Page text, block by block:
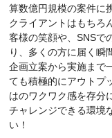
算数億円規模の案件に
クライアントはもちろ
客様の笑顔や、SNSで
り、多くの方に届く瞬
企画立案から実施まで
ても積極的にアウトプ
はのワクワク感を存分
チャレンジできる環境
い！